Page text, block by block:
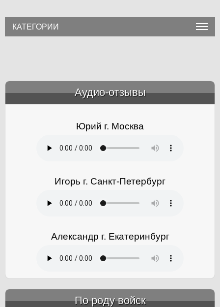
КАТЕГОРИИ
Аудио-отзывы
Юрий г. Москва
Игорь г. Санкт-Петербург
Александр г. Екатеринбург
По роду войск